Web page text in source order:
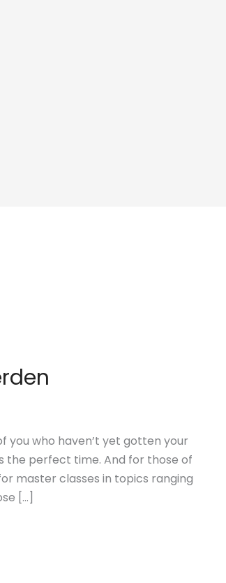
you who haven’t yet gotten your
the perfect time. And for those of
master classes in topics ranging
[…]